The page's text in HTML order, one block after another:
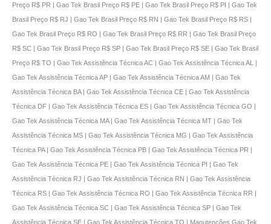
Preço R$ PR | Gao Tek Brasil Preço R$ PE | Gao Tek Brasil Preço R$ PI | Gao Tek
Brasil Preço R$ RJ | Gao Tek Brasil Preço R$ RN | Gao Tek Brasil Preço R$ RS |
Gao Tek Brasil Preço R$ RO | Gao Tek Brasil Preço R$ RR | Gao Tek Brasil Preço
R$ SC | Gao Tek Brasil Preço R$ SP | Gao Tek Brasil Preço R$ SE | Gao Tek Brasil
Preço R$ TO | Gao Tek Assistência Técnica AC | Gao Tek Assistência Técnica AL |
Gao Tek Assistência Técnica AP | Gao Tek Assistência Técnica AM | Gao Tek
Assistência Técnica BA | Gao Tek Assistência Técnica CE | Gao Tek Assistência
Técnica DF | Gao Tek Assistência Técnica ES | Gao Tek Assistência Técnica GO |
Gao Tek Assistência Técnica MA | Gao Tek Assistência Técnica MT | Gao Tek
Assistência Técnica MS | Gao Tek Assistência Técnica MG | Gao Tek Assistência
Técnica PA | Gao Tek Assistência Técnica PB | Gao Tek Assistência Técnica PR |
Gao Tek Assistência Técnica PE | Gao Tek Assistência Técnica PI | Gao Tek
Assistência Técnica RJ | Gao Tek Assistência Técnica RN | Gao Tek Assistência
Técnica RS | Gao Tek Assistência Técnica RO | Gao Tek Assistência Técnica RR |
Gao Tek Assistência Técnica SC | Gao Tek Assistência Técnica SP | Gao Tek
Assistência Técnica SE | Gao Tek Assistência Técnica TO | Manutenções Gao Tek